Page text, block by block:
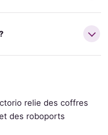
relie des coffres
des roboports